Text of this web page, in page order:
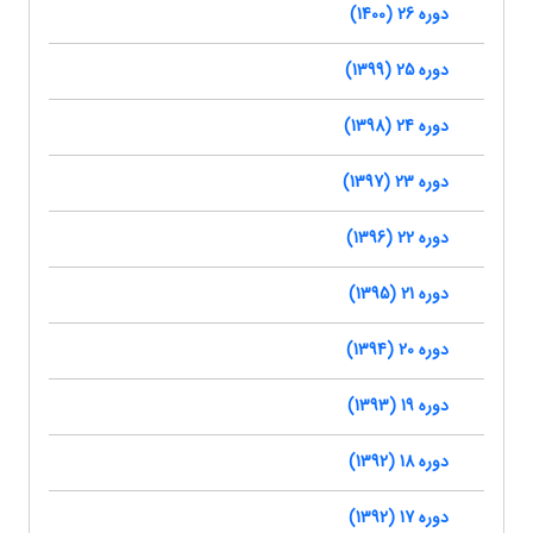
دوره 26 (1400)
دوره 25 (1399)
دوره 24 (1398)
دوره 23 (1397)
دوره 22 (1396)
دوره 21 (1395)
دوره 20 (1394)
دوره 19 (1393)
دوره 18 (1392)
دوره 17 (1392)